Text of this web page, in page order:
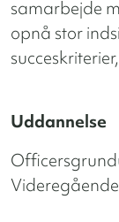
samarbejde
opnå stor
Uddannelse